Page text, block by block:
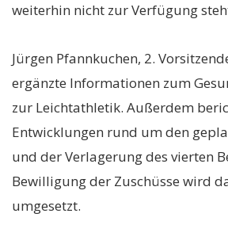
weiterhin nicht zur Verfügung
Jürgen Pfannkuchen, 2.
ergänzte Informationen zum
zur Leichtathletik. Außerdem
Entwicklungen rund um den
und der Verlagerung des vierten
Bewilligung der Zuschüsse wird
umgesetzt.